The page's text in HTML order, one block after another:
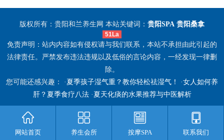
版权所有：贵阳和兰养生网 本站关键词： 贵阳SPA 贵阳桑拿
51La
免责声明：站内内容如有侵权请与我们联系，本站不承担由此引起的
法律责任。严禁发布违法违规以及低俗的言论内容，一经发现一律删
除。
您可能还感兴趣： · 夏季孩子湿气重？教你轻松祛湿气！ ·女人如何养
肝？夏季食疗八法· 夏天化痰的水果推荐与中医解析
网站首页 养生会所 按摩SPA 联系我们